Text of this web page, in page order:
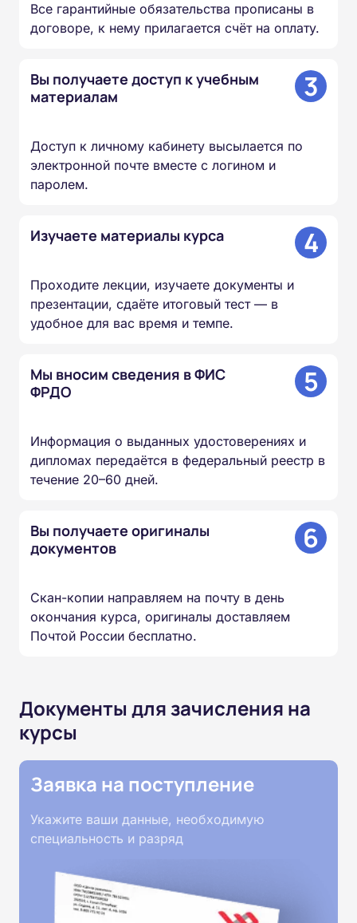
Все гарантийные обязательства прописаны в
договоре, к нему прилагается счёт на оплату.
Вы получаете доступ к учебным
материалам
3
Доступ к личному кабинету высылается по
электронной почте вместе с логином и
паролем.
Изучаете материалы курса 4
Проходите лекции, изучаете документы и
презентации, сдаёте итоговый тест — в
удобное для вас время и темпе.
Мы вносим сведения в ФИС
ФРДО
5
Информация о выданных удостоверениях и
дипломах передаётся в федеральный реестр в
течение 20–60 дней.
Вы получаете оригиналы
документов
6
Скан-копии направляем на почту в день
окончания курса, оригиналы доставляем
Почтой России бесплатно.
Документы для зачисления на
курсы
Заявка на поступление
Укажите ваши данные, необходимую
специальность и разряд